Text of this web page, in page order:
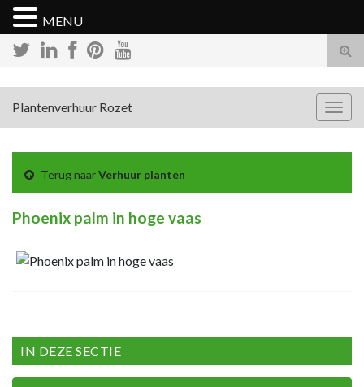
Plantenverhuur Rozet
Terug naarVerhuur planten
Phoenix palm in hoge vaas
IN DEZE SECTIE
MENU